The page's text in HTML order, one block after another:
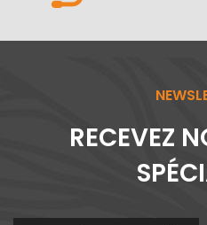
RECEVEZ